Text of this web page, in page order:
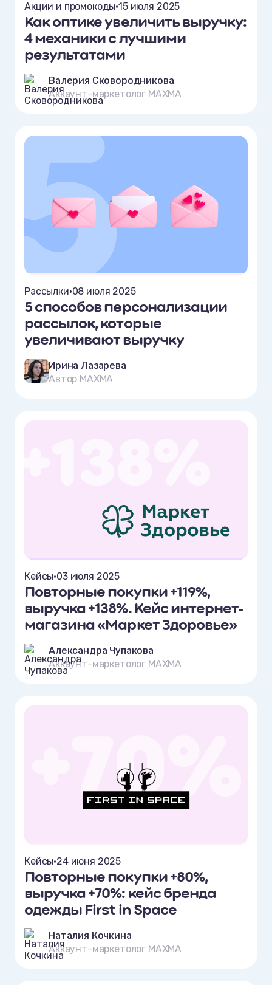
Акции и промокоды•15 июля 2025
Как оптике увеличить выручку:
4 механики с лучшими
результатами
Валерия Сковородникова
Аккаунт-маркетолог MAXMA
Рассылки•08 июля 2025
5 способов персонализации
рассылок, которые
увеличивают выручку
Ирина Лазарева
Автор MAXMA
Кейсы•03 июля 2025
Повторные покупки +119%,
выручка +138%. Кейс интернет-
магазина «Маркет Здоровье»
Александра Чупакова
Аккаунт-маркетолог MAXMA
Кейсы•24 июня 2025
Повторные покупки +80%,
выручка +70%: кейс бренда
одежды First in Space
Наталия Кочкина
Аккаунт-маркетолог MAXMA